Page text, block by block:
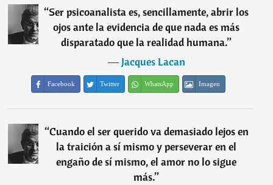
“Ser psicoanalista es, sencillamente, abrir los
ojos ante la evidencia de que nada es más
disparatado que la realidad humana.”
―Jacques Lacan
Facebook Twitter WhatsApp Imagen
“Cuando el ser querido va demasiado lejos en
la traición a sí mismo y perseverar en el
engaño de sí mismo, el amor no lo sigue
más.”